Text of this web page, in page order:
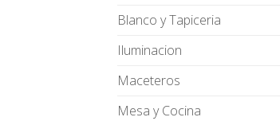
Blanco y Tapiceria
Iluminacion
Maceteros
Mesa y Cocina